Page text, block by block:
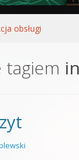
od podstaw
obsługi
tagiem